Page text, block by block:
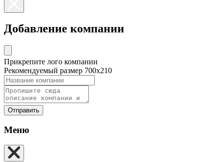
Добавление компании
Прикрепите лого компании
Рекомендуемый размер 700х210
Отправить
Меню